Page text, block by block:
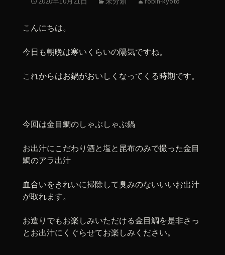
こんにちは。
今日も朝晩は寒いくらいの陽気ですね。
これからはお鍋がおいしくなってくる時期です。
今回は金目鯛のしゃぶしゃぶ鍋
お出汁にこだわり酒と塩と昆布のみで撮った金目
鯛のアラ出汁
血合いをきれいに掃除して臭みのないいいお出汁
が取れます。
お造りでもお楽しみいただける金目鯛を是非さっ
とお出汁にくぐらせてお楽しみください。